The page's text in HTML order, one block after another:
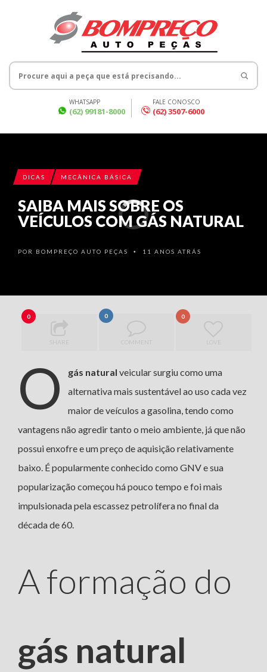
WHATSAPP
(62) 99181-8000
FALE CONOSCO
(62) 3507-6000
DICAS MECÂNICA BÁSICA
SAIBA MAIS SOBRE OS
VEÍCULOS COM GÁS NATURAL
POR BOMPREÇO AUTO PEÇAS • 11 ANOS ATRÁS
0
SHARE
0
COMMENT
0
O gás natural veicular surgiu como uma
alternativa mais sustentável ao uso cada vez
maior de veículos a gasolina, tendo como
vantagens não agredir tanto o meio ambiente, já que não
possui enxofre e um preço de aquisição relativamente
baixo. É popularmente conhecido como GNV e sua
popularização começou há pouco tempo e foi mais
impulsionada pela escassez petrolífera no final da
década de 60.
A formação do
gás natural